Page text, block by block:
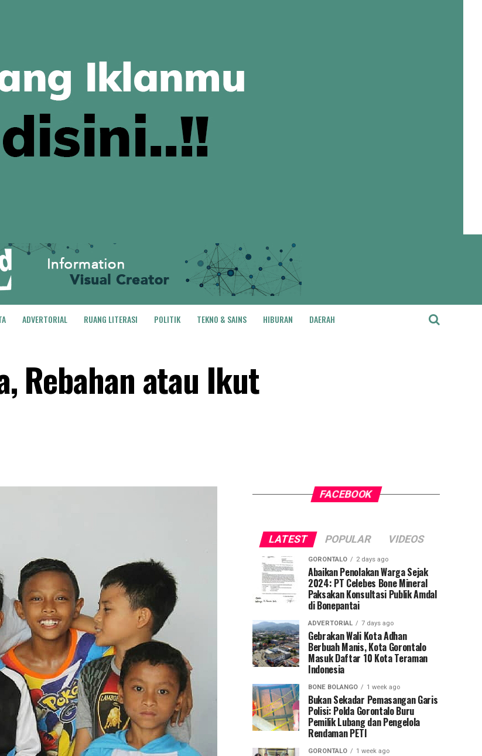
ADVERTORIAL RUANG LITERASI POLITIK TEKNO & SAINS HIBURAN DAERAH
Rebahan atau Ikut
FACEBOOK
LATEST POPULAR VIDEOS
GORONTALO 2 days ago
Abaikan Penolakan Warga Sejak
2024: PT Celebes Bone Mineral
Paksakan Konsultasi Publik Amdal
di Bonepantai
ADVERTORIAL 7 days ago
Gebrakan Wali Kota Adhan
Berbuah Manis, Kota Gorontalo
Masuk Daftar 10 Kota Teraman
Indonesia
BONE BOLANGO 1 week ago
Bukan Sekadar Pemasangan Garis
Polisi: Polda Gorontalo Buru
Pemilik Lubang dan Pengelola
Rendaman PETI
GORONTALO 1 week ago